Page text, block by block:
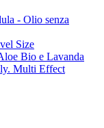
- Olio senza
Size
Bio e Lavanda
Multi Effect